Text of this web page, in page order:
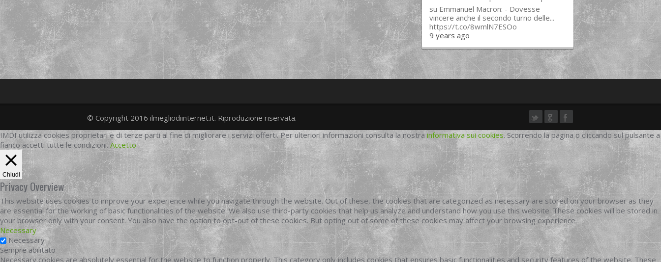
su Emmanuel Macron: - Dovesse
vincere anche il secondo turno delle...
https://t.co/8wmlN7ESOo
9 years ago
twittergoogleplus
facebook
© Copyright 2016 ilmegliodiinternet.it. Riproduzione riservata.
IMDI utilizza cookies proprietari e di terze parti al fine di migliorare i servizi offerti. Per ulteriori informazioni consulta la nostra informativa sui cookies. Scorrendo la pagina o cliccando sul pulsante a
fianco accetti tutte le condizioni. Accetto
Chiudi
Privacy Overview
This website uses cookies to improve your experience while you navigate through the website. Out of these, the cookies that are categorized as necessary are stored on your browser as they
are essential for the working of basic functionalities of the website. We also use third-party cookies that help us analyze and understand how you use this website. These cookies will be stored in
your browser only with your consent. You also have the option to opt-out of these cookies. But opting out of some of these cookies may affect your browsing experience.
Necessary
Necessary
Sempre abilitato
Necessary cookies are absolutely essential for the website to function properly. This category only includes cookies that ensures basic functionalities and security features of the website. These